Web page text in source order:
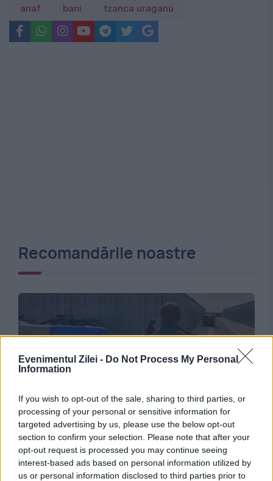
Evenimentul Zilei - Do Not Process My Personal
Information
If you wish to opt-out of the sale, sharing to third parties, or
processing of your personal or sensitive information for
targeted advertising by us, please use the below opt-out
section to confirm your selection. Please note that after your
opt-out request is processed you may continue seeing
interest-based ads based on personal information utilized by
us or personal information disclosed to third parties prior to
anaf bani tzanca uraganu
Recomandările noastre
JUSTITIE
Schema de evaziune fiscală care s-a încheiat
fără proces. Ce i-a salvat pe cei cinci acuzați